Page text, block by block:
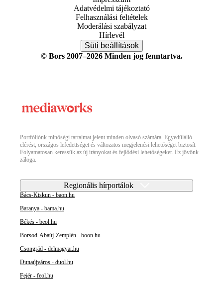
Adatvédelmi tájékoztató
Felhasználási feltételek
Moderálási szabályzat
Hírlevél
Süti beállítások
© Bors 2007–2026 Minden jog fenntartva.
Portfóliónk minőségi tartalmat jelent minden olvasó számára. Egyedülálló
elérést, országos lefedettséget és változatos megjelenési lehetőséget biztosít.
Folyamatosan keressük az új irányokat és fejlődési lehetőségeket. Ez jövőnk
záloga.
Regionális hírportálok
Bács-Kiskun - baon.hu
Baranya - bama.hu
Békés - beol.hu
Borsod-Abaúj-Zemplén - boon.hu
Csongrád - delmagyar.hu
Dunaújváros - duol.hu
Fejér - feol.hu